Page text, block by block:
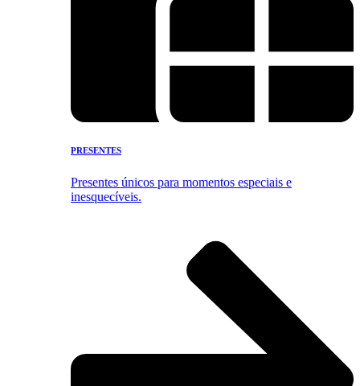
PRESENTES
Presentes únicos para momentos especiais e
inesquecíveis.